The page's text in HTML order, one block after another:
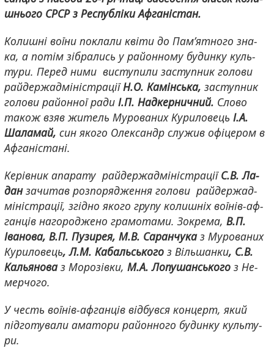
ш­ньо­го СРСР з Ре­с­пу­б­лі­ки Аф­га­ні­с­тан.
Ко­ли­ш­ні во­ї­ни по­кла­ли кві­ти до Па­м’я­т­но­го зна­
ка, а по­тім зі­бра­лись у ра­йон­но­му бу­ди­н­ку куль­
ту­ри. Пе­ред ни­ми ви­сту­пи­ли за­сту­п­ник го­ло­ви
рай­де­р­жа­д­мі­ні­с­т­ра­ціїН.О. Ка­мін­сь­ка, за­сту­п­ник
го­ло­ви ра­йон­ної ра­ди І.П. Над­ке­р­ни­ч­ний. Сло­во
та­кож взяв жи­тель Му­ро­ва­них Ку­ри­ло­вець І.­А.
Ша­ла­май, син яко­го Оле­к­сандр слу­жив офі­це­ром в
Аф­га­ні­с­та­ні.
Ке­рі­в­ник апа­ра­ту рай­де­р­жа­д­мі­ні­с­т­ра­ціїС.В. Ла­
данза­чи­тав роз­по­ря­джен­ня го­ло­ви рай­де­р­жа­д­
мі­ні­с­т­ра­ції, згі­д­но яко­го гру­пу ко­ли­ш­ніх во­ї­нів-­аф­
га­н­ців на­го­ро­дже­но гра­мо­та­ми. Зо­к­ре­ма, В.П.
Іва­но­ва, В.П. Пу­зи­рея, М.В. Са­ра­н­чу­каз Му­ро­ва­них
Ку­ри­ло­вець, Л.М. Ка­баль­сь­ко­го з Ві­ль­ша­н­ки, С.В.
Каль­я­но­ваз Мо­ро­зі­в­ки, М.А. Ло­пу­шан­сь­ко­гоз Не­
ме­р­чо­го.
У честь во­ї­нів-­аф­га­н­ців від­бу­в­ся кон­церт, який
під­го­ту­ва­ли ама­то­ри ра­йон­но­го бу­ди­н­ку куль­ту­
ри.